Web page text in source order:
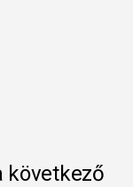
következő